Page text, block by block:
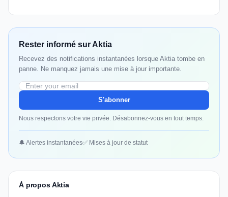
Rester informé sur Aktia
Recevez des notifications instantanées lorsque Aktia tombe en
panne. Ne manquez jamais une mise à jour importante.
S'abonner
Nous respectons votre vie privée. Désabonnez-vous en tout temps.
🔔 Alertes instantanées✅ Mises à jour de statut
À propos Aktia